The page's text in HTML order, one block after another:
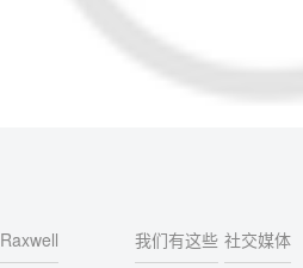
Raxwell 我们有这些 社交媒体